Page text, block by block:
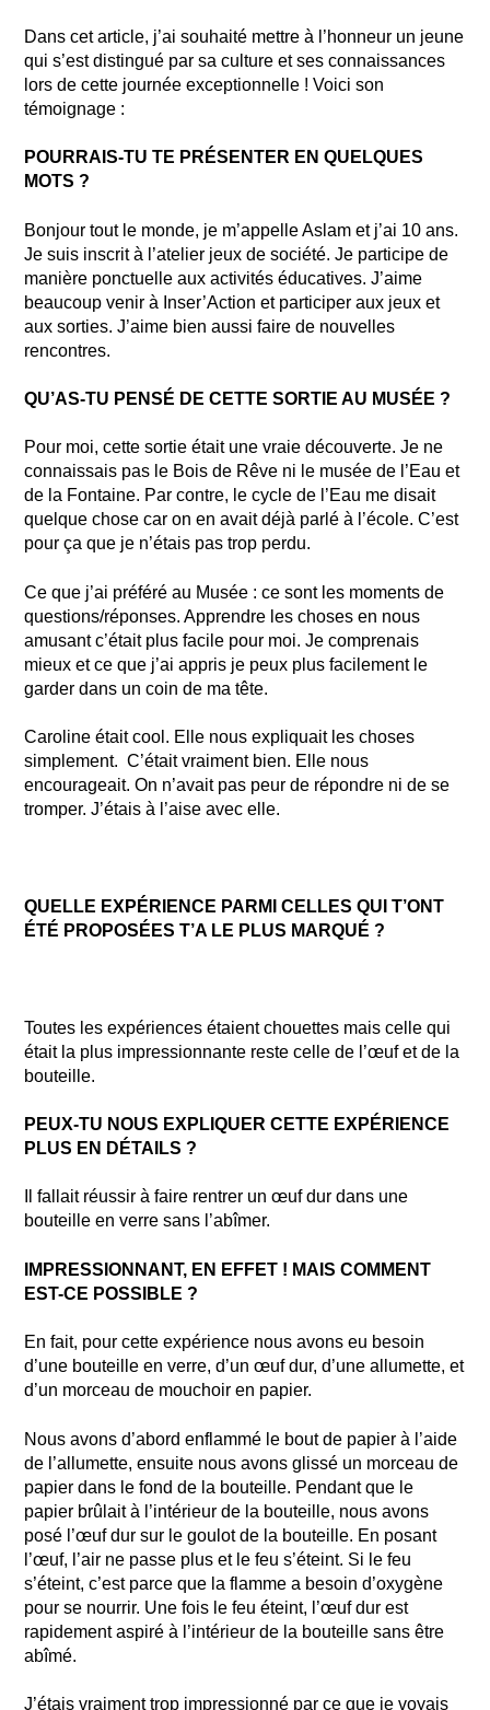
Dans cet article, j’ai souhaité mettre à l’honneur un jeune
qui s’est distingué par sa culture et ses connaissances
lors de cette journée exceptionnelle ! Voici son
témoignage :
POURRAIS-TU TE PRÉSENTER EN QUELQUES
MOTS ?
Bonjour tout le monde, je m’appelle Aslam et j’ai 10 ans.
Je suis inscrit à l’atelier jeux de société. Je participe de
manière ponctuelle aux activités éducatives. J’aime
beaucoup venir à Inser’Action et participer aux jeux et
aux sorties. J’aime bien aussi faire de nouvelles
rencontres.
QU’AS-TU PENSÉ DE CETTE SORTIE AU MUSÉE ?
Pour moi, cette sortie était une vraie découverte. Je ne
connaissais pas le Bois de Rêve ni le musée de l’Eau et
de la Fontaine. Par contre, le cycle de l’Eau me disait
quelque chose car on en avait déjà parlé à l’école. C’est
pour ça que je n’étais pas trop perdu.
Ce que j’ai préféré au Musée : ce sont les moments de
questions/réponses. Apprendre les choses en nous
amusant c’était plus facile pour moi. Je comprenais
mieux et ce que j’ai appris je peux plus facilement le
garder dans un coin de ma tête.
Caroline était cool. Elle nous expliquait les choses
simplement. C’était vraiment bien. Elle nous
encourageait. On n’avait pas peur de répondre ni de se
tromper. J’étais à l’aise avec elle.
QUELLE EXPÉRIENCE PARMI CELLES QUI T’ONT
ÉTÉ PROPOSÉES T’A LE PLUS MARQUÉ ?
Toutes les expériences étaient chouettes mais celle qui
était la plus impressionnante reste celle de l’œuf et de la
bouteille.
PEUX-TU NOUS EXPLIQUER CETTE EXPÉRIENCE
PLUS EN DÉTAILS ?
Il fallait réussir à faire rentrer un œuf dur dans une
bouteille en verre sans l’abîmer.
IMPRESSIONNANT, EN EFFET ! MAIS COMMENT
EST-CE POSSIBLE ?
En fait, pour cette expérience nous avons eu besoin
d’une bouteille en verre, d’un œuf dur, d’une allumette, et
d’un morceau de mouchoir en papier.
Nous avons d’abord enflammé le bout de papier à l’aide
de l’allumette, ensuite nous avons glissé un morceau de
papier dans le fond de la bouteille. Pendant que le
papier brûlait à l’intérieur de la bouteille, nous avons
posé l’œuf dur sur le goulot de la bouteille. En posant
l’œuf, l’air ne passe plus et le feu s’éteint. Si le feu
s’éteint, c’est parce que la flamme a besoin d’oxygène
pour se nourrir. Une fois le feu éteint, l’œuf dur est
rapidement aspiré à l’intérieur de la bouteille sans être
abîmé.
J’étais vraiment trop impressionné par ce que je voyais